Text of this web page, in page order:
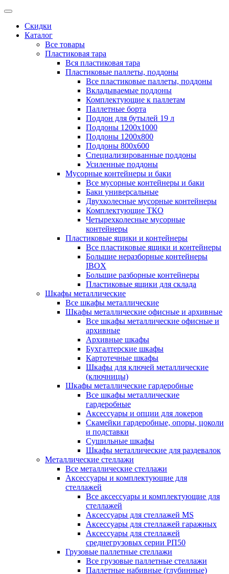
Скидки
Каталог
Все товары
Пластиковая тара
Вся пластиковая тара
Пластиковые паллеты, поддоны
Все пластиковые паллеты, поддоны
Вкладываемые поддоны
Комплектующие к паллетам
Паллетные борта
Поддон для бутылей 19 л
Поддоны 1200х1000
Поддоны 1200х800
Поддоны 800х600
Специализированные поддоны
Усиленные поддоны
Мусорные контейнеры и баки
Все мусорные контейнеры и баки
Баки универсальные
Двухколесные мусорные контейнеры
Комплектующие ТКО
Четырехколесные мусорные
контейнеры
Пластиковые ящики и контейнеры
Все пластиковые ящики и контейнеры
Большие неразборные контейнеры
IBOX
Большие разборные контейнеры
Пластиковые ящики для склада
Шкафы металлические
Все шкафы металлические
Шкафы металлические офисные и архивные
Все шкафы металлические офисные и
архивные
Архивные шкафы
Бухгалтерские шкафы
Картотечные шкафы
Шкафы для ключей металлические
(ключницы)
Шкафы металлические гардеробные
Все шкафы металлические
гардеробные
Аксессуары и опции для локеров
Скамейки гардеробные, опоры, цоколи
и подставки
Сушильные шкафы
Шкафы металлические для раздевалок
Металлические стеллажи
Все металлические стеллажи
Аксессуары и комплектующие для
стеллажей
Все аксессуары и комплектующие для
стеллажей
Аксессуары для стеллажей MS
Аксессуары для стеллажей гаражных
Аксессуары для стеллажей
среднегрузовых серии РП50
Грузовые паллетные стеллажи
Все грузовые паллетные стеллажи
Паллетные набивные (глубинные)